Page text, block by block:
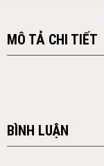
MÔ TẢ CHI TIẾT
BÌNH LUẬN